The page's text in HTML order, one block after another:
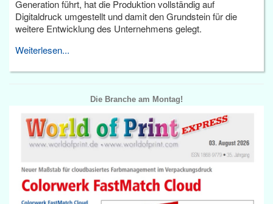
Generation führt, hat die Produktion vollständig auf
Digitaldruck umgestellt und damit den Grundstein für die
weitere Entwicklung des Unternehmens gelegt.
Weiterlesen...
Die Branche am Montag!